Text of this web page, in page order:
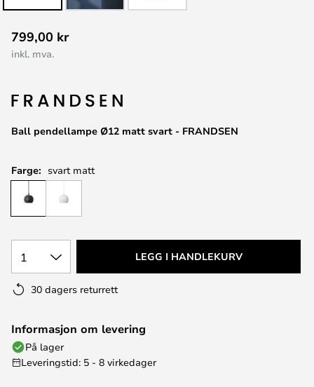
til
begynnelsen
bildegalleri
Ball pendellampe Ø12 matt svart - FRANDSEN
799,00 kr
inkl. mva.
Farge: svart matt
1 LEGG I HANDLEKURV
30 dagers returrett
Informasjon om levering
På lager
Leveringstid: 5 - 8 virkedager